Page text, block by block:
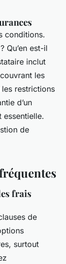
conditions.
Qu’en est-il
inclut
les
restrictions
d’un
essentielle.
de
frais
de
surtout